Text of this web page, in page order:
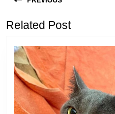
de
entradas
Related Post